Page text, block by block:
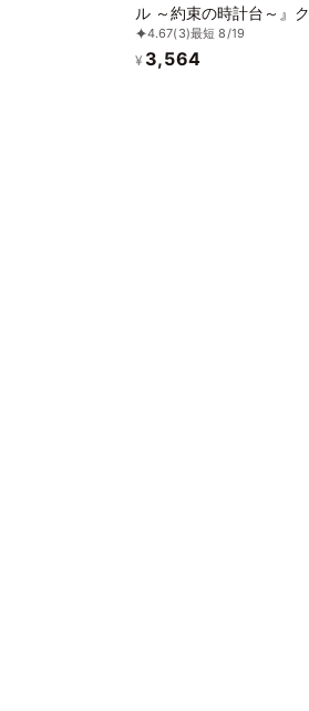
ル ～約束の時計台～』ク
ッキー缶
4.67(3)最短 8/19
¥ 3,564